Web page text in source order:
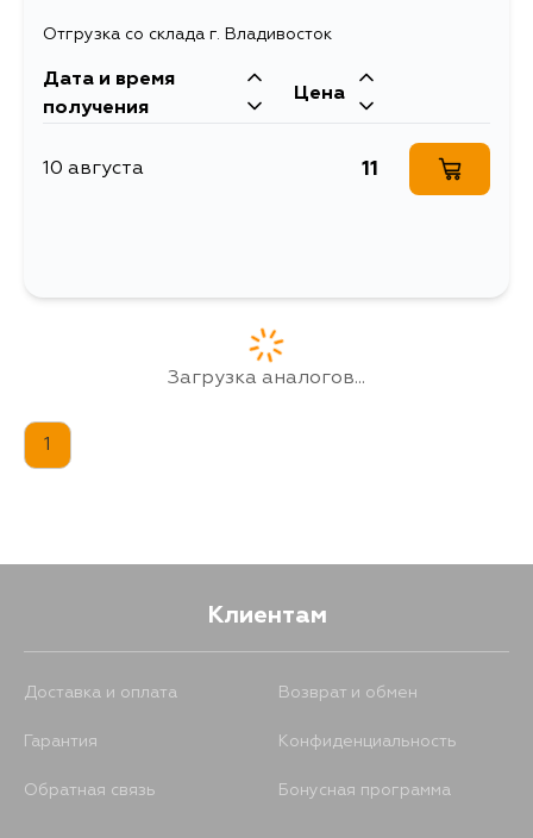
Отгрузка со склада г. Владивосток
Дата и время
получения
Цена
10 августа 11
Загрузка аналогов...
1
Клиентам
Доставка и оплата Возврат и обмен
Гарантия Конфиденциальность
Обратная связь Бонусная программа